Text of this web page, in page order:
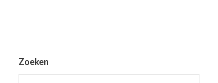
Zoeken